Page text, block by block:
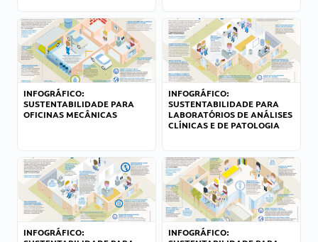
INFOGRÁFICO:
SUSTENTABILIDADE PARA
OFICINAS MECÂNICAS
INFOGRÁFICO:
SUSTENTABILIDADE PARA
LABORATÓRIOS DE ANÁLISES
CLÍNICAS E DE PATOLOGIA
INFOGRÁFICO:
INFOGRÁFICO: